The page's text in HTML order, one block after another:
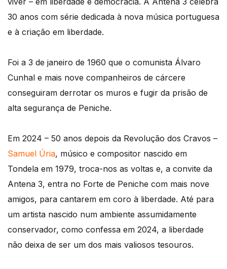
30 anos com série dedicada à nova música portuguesa
e à criação em liberdade.
Foi a 3 de janeiro de 1960 que o comunista Álvaro
Cunhal e mais nove companheiros de cárcere
conseguiram derrotar os muros e fugir da prisão de
alta segurança de Peniche.
Em 2024 – 50 anos depois da Revolução dos Cravos –
Samuel Úria, músico e compositor nascido em
Tondela em 1979, troca-nos as voltas e, a convite da
Antena 3, entra no Forte de Peniche com mais nove
amigos, para cantarem em coro à liberdade. Até para
um artista nascido num ambiente assumidamente
conservador, como confessa em 2024, a liberdade
não deixa de ser um dos mais valiosos tesouros.